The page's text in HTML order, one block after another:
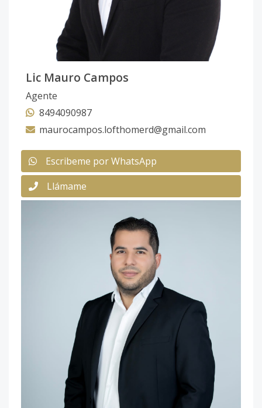
Lic Mauro Campos
Agente
8494090987
maurocampos.lofthomerd@gmail.com
Escribeme por WhatsApp
Llámame